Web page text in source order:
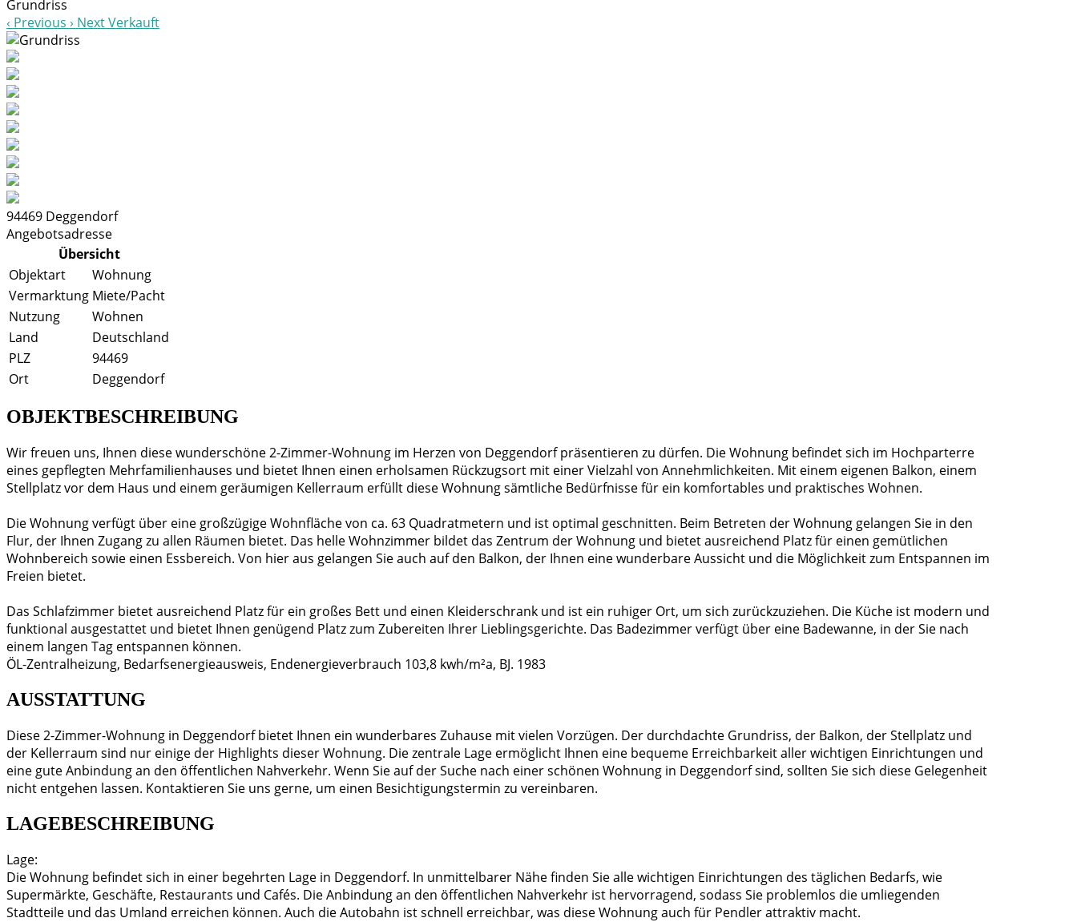
Grundriss
Previous
NextVerkauft
94469 Deggendorf
Angebotsadresse
Übersicht
Objektart
Wohnung
Vermarktung Miete/Pacht
Nutzung
Wohnen
Land
Deutschland
PLZ
94469
Ort
Deggendorf
OBJEKTBESCHREIBUNG
Wir freuen uns, Ihnen diese wunderschöne 2-Zimmer-Wohnung im Herzen von Deggendorf präsentieren zu dürfen. Die Wohnung befindet sich im Hochparterre
eines gepflegten Mehrfamilienhauses und bietet Ihnen einen erholsamen Rückzugsort mit einer Vielzahl von Annehmlichkeiten. Mit einem eigenen Balkon, einem
Stellplatz vor dem Haus und einem geräumigen Kellerraum erfüllt diese Wohnung sämtliche Bedürfnisse für ein komfortables und praktisches Wohnen.
Die Wohnung verfügt über eine großzügige Wohnfläche von ca. 63 Quadratmetern und ist optimal geschnitten. Beim Betreten der Wohnung gelangen Sie in den
Flur, der Ihnen Zugang zu allen Räumen bietet. Das helle Wohnzimmer bildet das Zentrum der Wohnung und bietet ausreichend Platz für einen gemütlichen
Wohnbereich sowie einen Essbereich. Von hier aus gelangen Sie auch auf den Balkon, der Ihnen eine wunderbare Aussicht und die Möglichkeit zum Entspannen im
Freien bietet.
Das Schlafzimmer bietet ausreichend Platz für ein großes Bett und einen Kleiderschrank und ist ein ruhiger Ort, um sich zurückzuziehen. Die Küche ist modern und
funktional ausgestattet und bietet Ihnen genügend Platz zum Zubereiten Ihrer Lieblingsgerichte. Das Badezimmer verfügt über eine Badewanne, in der Sie nach
einem langen Tag entspannen können.
ÖL-Zentralheizung, Bedarfsenergieausweis, Endenergieverbrauch 103,8 kwh/m²a, BJ. 1983
AUSSTATTUNG
Diese 2-Zimmer-Wohnung in Deggendorf bietet Ihnen ein wunderbares Zuhause mit vielen Vorzügen. Der durchdachte Grundriss, der Balkon, der Stellplatz und
der Kellerraum sind nur einige der Highlights dieser Wohnung. Die zentrale Lage ermöglicht Ihnen eine bequeme Erreichbarkeit aller wichtigen Einrichtungen und
eine gute Anbindung an den öffentlichen Nahverkehr. Wenn Sie auf der Suche nach einer schönen Wohnung in Deggendorf sind, sollten Sie sich diese Gelegenheit
nicht entgehen lassen. Kontaktieren Sie uns gerne, um einen Besichtigungstermin zu vereinbaren.
LAGEBESCHREIBUNG
Lage:
Die Wohnung befindet sich in einer begehrten Lage in Deggendorf. In unmittelbarer Nähe finden Sie alle wichtigen Einrichtungen des täglichen Bedarfs, wie
Supermärkte, Geschäfte, Restaurants und Cafés. Die Anbindung an den öffentlichen Nahverkehr ist hervorragend, sodass Sie problemlos die umliegenden
Stadtteile und das Umland erreichen können. Auch die Autobahn ist schnell erreichbar, was diese Wohnung auch für Pendler attraktiv macht.